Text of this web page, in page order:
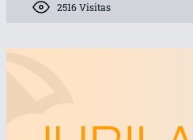
2516 Visitas